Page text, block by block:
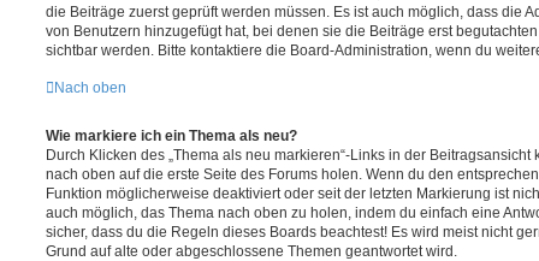
die Beiträge zuerst geprüft werden müssen. Es ist auch möglich, dass die
von Benutzern hinzugefügt hat, bei denen sie die Beiträge erst
sichtbar werden. Bitte kontaktiere die Board-Administration, wenn du
Nach oben
Wie markiere ich ein Thema als neu?
Durch Klicken des „Thema als neu markieren“-Links in der
nach oben auf die erste Seite des Forums holen. Wenn du den
Funktion möglicherweise deaktiviert oder seit der letzten Markierung ist
auch möglich, das Thema nach oben zu holen, indem du einfach eine
sicher, dass du die Regeln dieses Boards beachtest! Es wird meist nicht
Grund auf alte oder abgeschlossene Themen geantwortet wird.